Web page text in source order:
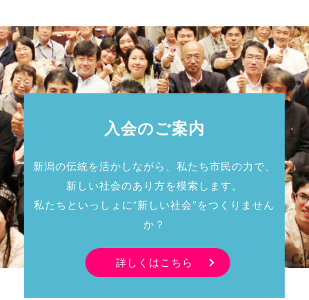
入会のご案内
新潟の伝統を活かしながら、私たち市民の力で、
新しい社会のあり方を模索します。
私たちといっしょに“新しい社会”をつくりません
か？
詳しくはこちら